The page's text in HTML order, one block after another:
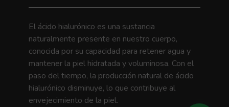
El ácido hialurónico es una sustancia
naturalmente presente en nuestro cuerpo,
conocida por su capacidad para retener agua y
mantener la piel hidratada y voluminosa. Con el
paso del tiempo, la producción natural de ácido
hialurónico disminuye, lo que contribuye al
envejecimiento de la piel.